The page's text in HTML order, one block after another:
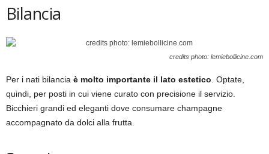
Bilancia
credits photo: lemiebollicine.com
Per i nati bilancia è molto importante il lato estetico . Optate,
quindi, per posti in cui viene curato con precisione il servizio.
Bicchieri grandi ed eleganti dove consumare champagne
accompagnato da dolci alla frutta.